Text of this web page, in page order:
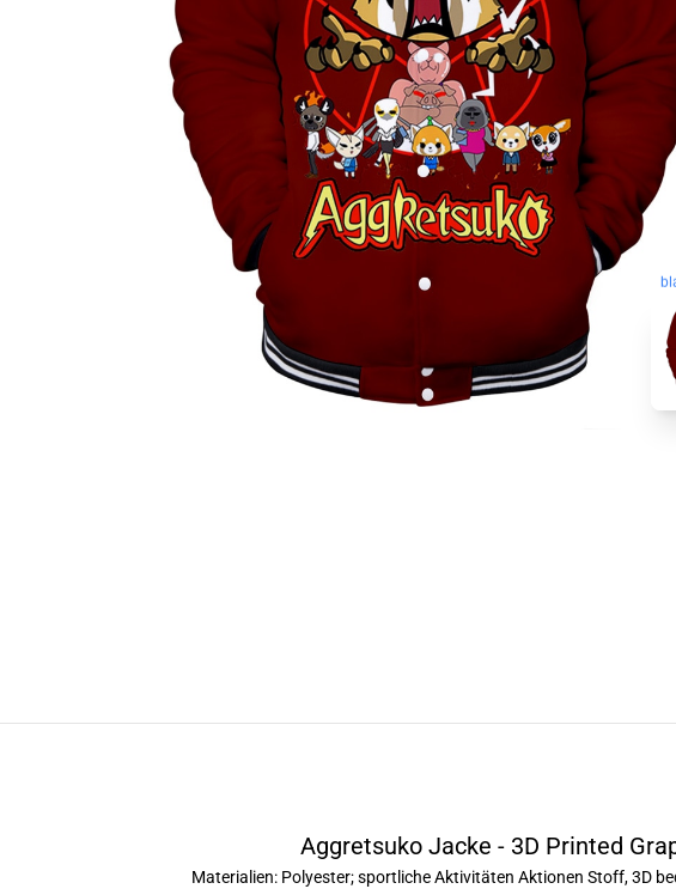
Aggretsuko Jacke - 3D Printed
Materialien: Polyester; sportliche Aktivitäten Aktionen Stoff, 3D